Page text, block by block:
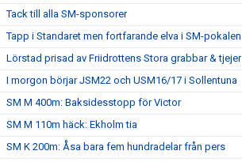
Tack till alla SM-sponsorer
Tapp i Standaret men fortfarande elva i SM-pokalen
Lörstad prisad av Friidrottens Stora grabbar & tjejer
I morgon börjar JSM22 och USM16/17 i Sollentuna
SM M 400m: Baksidesstopp för Victor
SM M 110m häck: Ekholm tia
SM K 200m: Åsa bara fem hundradelar från pers